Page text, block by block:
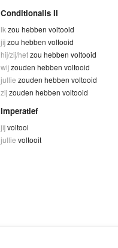
Conditionalis II
ik zou hebben voltooid
jijzou hebben voltooid
hij/zij/hetzou hebben voltooid
wijzouden hebben voltooid
jullie zouden hebben voltooid
zijzouden hebben voltooid
Imperatief
jijvoltooi
jullie voltooit